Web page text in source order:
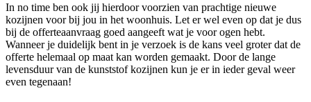
In no time ben ook jij hierdoor voorzien van prachtige nieuwe
kozijnen voor bij jou in het woonhuis. Let er wel even op dat je dus
bij de offerteaanvraag goed aangeeft wat je voor ogen hebt.
Wanneer je duidelijk bent in je verzoek is de kans veel groter dat de
offerte helemaal op maat kan worden gemaakt. Door de lange
levensduur van de kunststof kozijnen kun je er in ieder geval weer
even tegenaan!